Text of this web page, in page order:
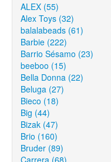
ALEX (55)
Alex Toys (32)
balalabeads (61)
Barbie (222)
Barrio Sésamo (23)
beeboo (15)
Bella Donna (22)
Beluga (27)
Bieco (18)
Big (44)
Bizak (47)
Brio (160)
Bruder (89)
Carrera (68)